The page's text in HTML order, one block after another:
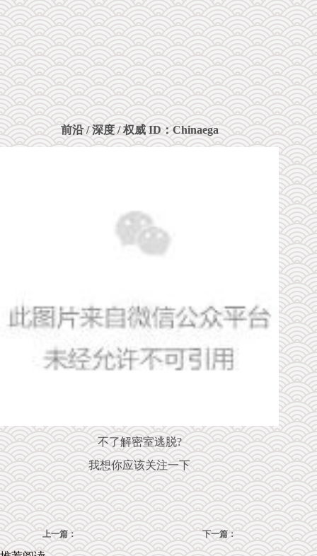
前沿/ 深度 / 权威ID：Chinaega
不了解密室逃脱?
我想你应该关注一下
上一篇： 下一篇：